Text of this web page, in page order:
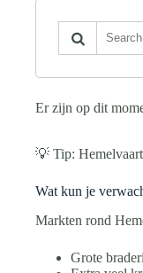
Er zijn op dit
💡 Tip:
Wat kun je
Markten rond
Grote